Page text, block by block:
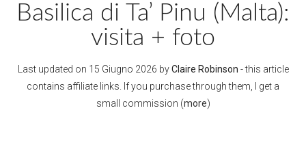
Basilica di Ta’ Pinu (Malta):
visita + foto
Last updated on 15 Giugno 2026 byClaire Robinson - this article
contains affiliate links. If you purchase through them, I get a
small commission (more)